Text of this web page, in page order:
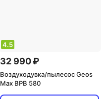
4.5
32 990 ₽
Воздуходувка/пылесос Geos
Max BPB 580